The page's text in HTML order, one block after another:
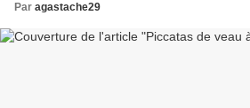
Par agastache29